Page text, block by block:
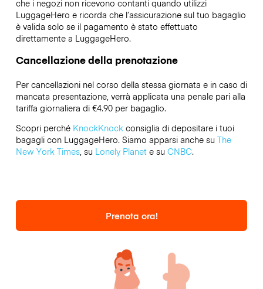
che i negozi non ricevono contanti quando utilizzi
LuggageHero e ricorda che l’assicurazione sul tuo bagaglio
è valida solo se il pagamento è stato effettuato
direttamente a LuggageHero.
Cancellazione della prenotazione
Per cancellazioni nel corso della stessa giornata e in caso di
mancata presentazione, verrà applicata una penale pari alla
tariffa giornaliera di €4.90 per bagaglio.
Scopri perché KnockKnockconsiglia di depositare i tuoi
bagagli con LuggageHero. Siamo apparsi anche su The
New York Times, su Lonely Planete su CNBC.
Prenota ora!